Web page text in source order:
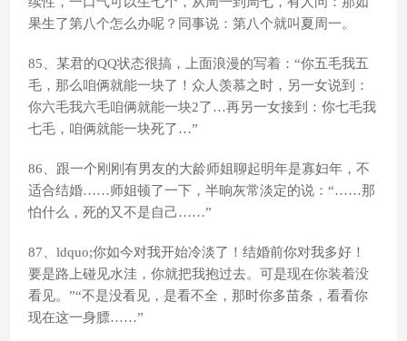
果生了第八个怎么办呢？同事说：第八个就叫夏周一。
85、某君的QQ状态很搞，上面浪漫的写着：“你五毛我五
毛，那么咱俩就能一块了！众人羡慕之时，另一女说到：
你六毛我六毛咱俩就能一块2了…再另一女接到：你七毛我
七毛，咱俩就能一块死了…”
86、跟一个刚刚有男友的大龄师姐聊起明年是寡妇年，不
适合结婚……师姐顿了一下，半晌灰常淡定的说：“……那
怕什么，死的又不是自己……”
87、ldquo;你如今对我开始冷淡了！结婚前你对我多好！
要是路上碰见水洼，你就把我抱过去。可是现在你装着没
看见。”“不是没看见，是看不全，那时你多苗条，看看你
现在这一身膘……”